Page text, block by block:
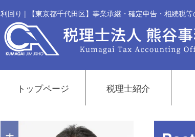
利回り | 【東京都千代田区】事業承継・確定申告・相続税等
トップページ 税理士紹介